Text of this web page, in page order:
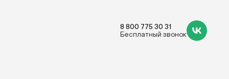
8 800 775 30 31
Бесплатный звонок